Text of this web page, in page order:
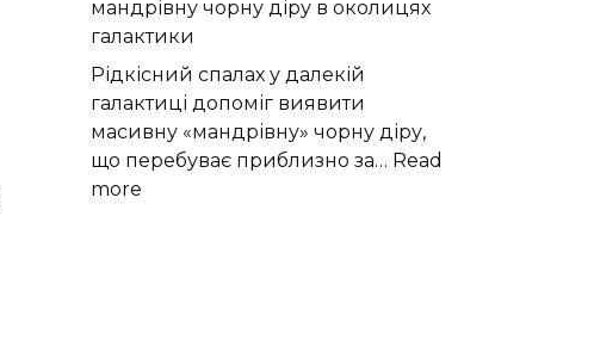
з
мандрівну чорну діру в околицях
галактики
Рідкісний спалах у далекій
галактиці допоміг виявити
масивну «мандрівну» чорну діру,
що перебуває приблизно за… Read
more